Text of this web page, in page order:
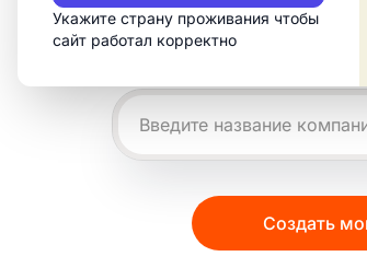
Укажите страну проживания чтобы
сайт работал корректно
минут. Настройте
нужно для печати, веба и
Создать